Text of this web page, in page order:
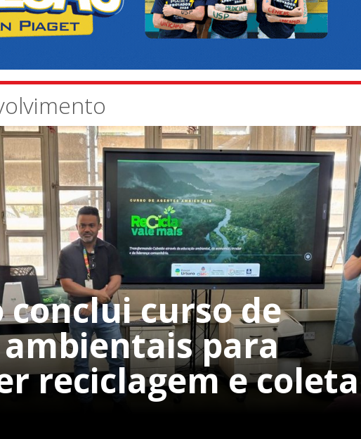
conclui curso de
para
reciclagem e coleta